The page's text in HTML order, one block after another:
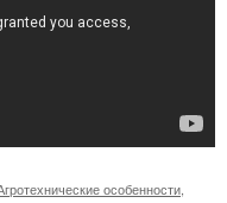
особенности,